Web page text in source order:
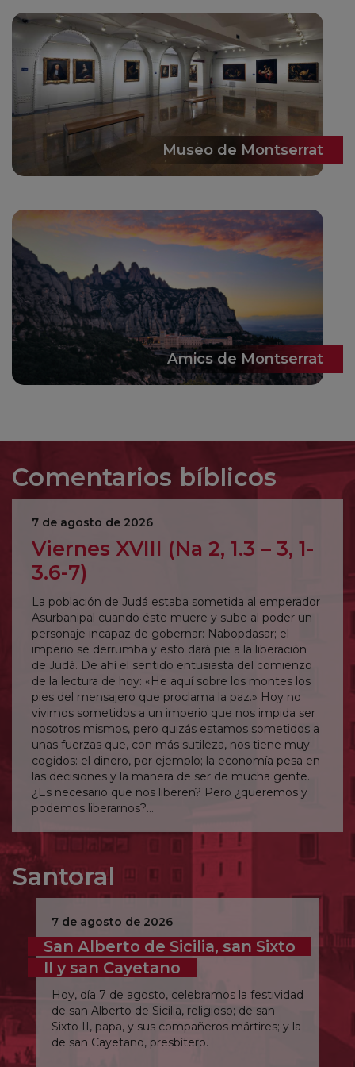
Museo de Montserrat
Amics de Montserrat
Comentarios bíblicos
7 de agosto de 2026
Viernes XVIII (Na 2, 1.3 – 3, 1-
3.6-7)
La población de Judá estaba sometida al emperador
Asurbanipal cuando éste muere y sube al poder un
personaje incapaz de gobernar: Nabopdasar; el
imperio se derrumba y esto dará pie a la liberación
de Judá. De ahí el sentido entusiasta del comienzo
de la lectura de hoy: «He aquí sobre los montes los
pies del mensajero que proclama la paz.» Hoy no
vivimos sometidos a un imperio que nos impida ser
nosotros mismos, pero quizás estamos sometidos a
unas fuerzas que, con más sutileza, nos tiene muy
cogidos: el dinero, por ejemplo; la economía pesa en
las decisiones y la manera de ser de mucha gente.
¿Es necesario que nos liberen? Pero ¿queremos y
podemos liberarnos?
Señor, líbrame incluso de lo que no soy consciente.
Santoral
7 de agosto de 2026
San Alberto de Sicilia, san Sixto
II y san Cayetano
Hoy, día 7 de agosto, celebramos la festividad
de san Alberto de Sicilia, religioso; de san
Sixto II, papa, y sus compañeros mártires; y la
de san Cayetano, presbítero.